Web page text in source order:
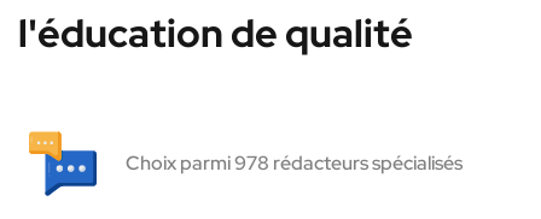
l'éducation de qualité
Choix parmi 978 rédacteurs spécialisés